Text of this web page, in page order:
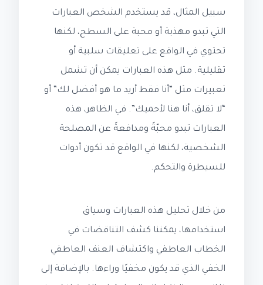
سبيل المثال، قد يستخدم الشخص العبارات
التي تبدو مهذبة أو محبة على السطح، لكنها
تحتوي في الواقع على تعليقات سلبية أو
تقليلية. مثل هذه العبارات يمكن أن تشمل
تعبيرات مثل “أنا فقط أريد ما هو أفضل لك” أو
“لا تقلق، أنا هنا لأحميك”. في الظاهر، هذه
العبارات تبدو محبّةً ومدافعةً عن المصلحة
الشخصية، لكنها في الواقع قد تكون أدوات
للسيطرة والتحكم.
من خلال تحليل هذه العبارات وسياق
استخدامها، يمكننا كشف التناقضات في
الخطاب العاطفي واكتشاف العنف العاطفي
الخفي الذي قد يكون مخفيًا وراءها. بالإضافة إلى